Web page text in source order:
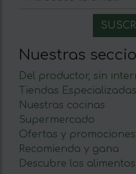
Nuestras
Del productor, sin
Tiendas
Nuestras cocinas
Supermercado
Ofertas y promociones
Recomienda y gana
Descubre los alimentos